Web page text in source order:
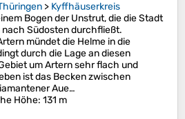
> Kyffhäuserkreis
Bogen der Unstrut, die die Stadt
Südosten durchfließt.
mündet die Helme in die
durch die Lage an diesen
um Artern sehr flach und
ist das Becken zwischen
Aue…
Höhe: 131 m